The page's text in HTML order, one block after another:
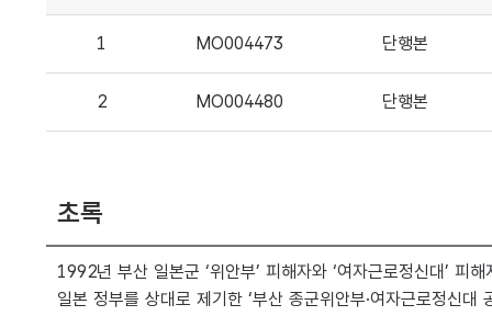
1 MO004473 단행본
2 MO004480 단행본
초록
1992년 부산 일본군 ‘위안부’ 피해자와 ‘여자근로정신대’ 피
일본 정부를 상대로 제기한 ‘부산 종군위안부·여자근로정신